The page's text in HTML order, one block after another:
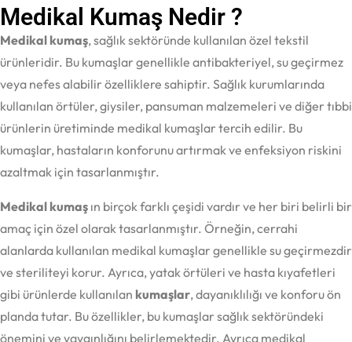
Medikal Kumaş Nedir ?
Medikal kumaş, sağlık sektöründe kullanılan özel tekstil
ürünleridir. Bu kumaşlar genellikle antibakteriyel, su geçirmez
veya nefes alabilir özelliklere sahiptir. Sağlık kurumlarında
kullanılan örtüler, giysiler, pansuman malzemeleri ve diğer tıbbi
ürünlerin üretiminde medikal kumaşlar tercih edilir. Bu
kumaşlar, hastaların konforunu artırmak ve enfeksiyon riskini
azaltmak için tasarlanmıştır.
Medikal kumaş ın birçok farklı çeşidi vardır ve her biri belirli bir
amaç için özel olarak tasarlanmıştır. Örneğin, cerrahi
alanlarda kullanılan medikal kumaşlar genellikle su geçirmezdir
ve steriliteyi korur. Ayrıca, yatak örtüleri ve hasta kıyafetleri
gibi ürünlerde kullanılan kumaşlar, dayanıklılığı ve konforu ön
planda tutar. Bu özellikler, bu kumaşlar sağlık sektöründeki
önemini ve yaygınlığını belirlemektedir. Ayrıca medikal